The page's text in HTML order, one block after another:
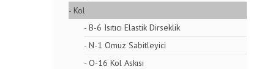
- Kol
- B-6 Isıtıcı Elastik Dirseklik
- N-1 Omuz Sabitleyici
- O-16 Kol Askısı